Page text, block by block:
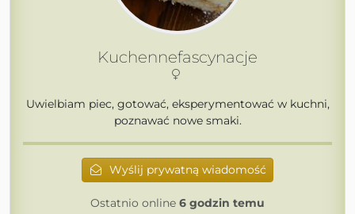
Kuchennefascynacje
Uwielbiam piec, gotować, eksperymentować w kuchni,
poznawać nowe smaki.
Wyślij prywatną wiadomość
Ostatnio online 6 godzin temu